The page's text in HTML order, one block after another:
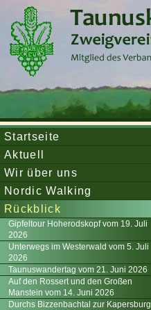
Startseite
Aktuell
Wir über uns
Nordic Walking
Rückblick
Gipfeltour Hoherodskopf vom 19. Juli
2026
Unterwegs im Westerwald vom 5. Juli
2026
Taunuswandertag vom 21. Juni 2026
Auf den Rossert und den Großen
Manstein vom 14. Juni 2026
Durchs Bizzenbachtal zur Kapersburg